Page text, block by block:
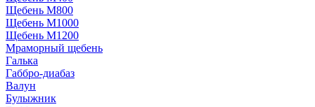
Щебень М800
Щебень М1000
Щебень М1200
Мраморный щебень
Галька
Габбро-диабаз
Валун
Булыжник